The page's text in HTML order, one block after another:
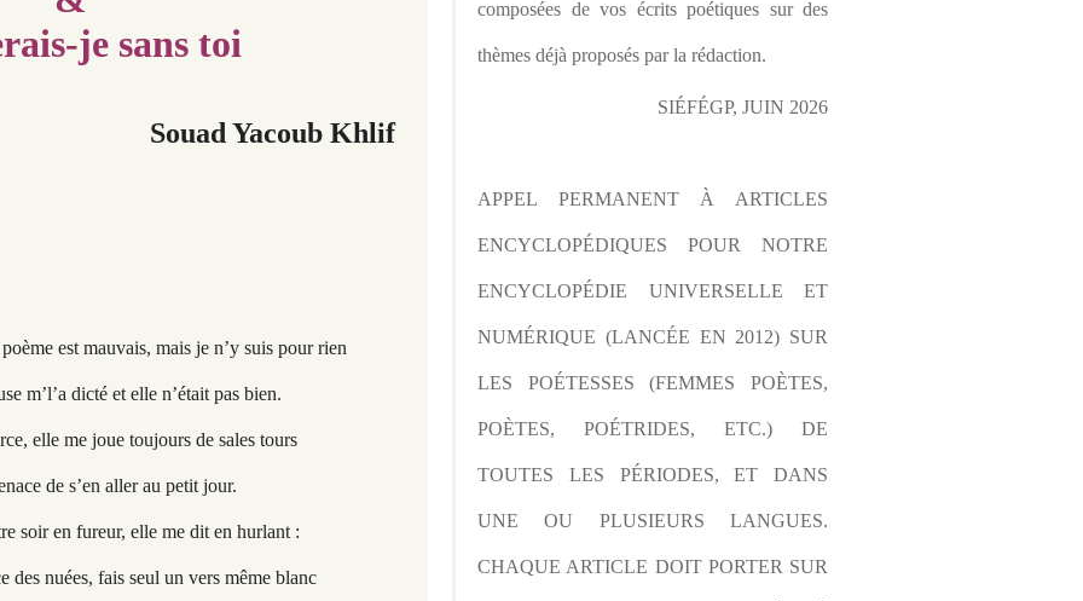
je sans toi
Souad Yacoub Khlif
mais je n’y suis pour rien
elle n’était pas bien.
toujours de sales tours
aller au petit jour.
elle me dit en hurlant :
seul un vers même blanc
composées de vos écrits poétiques sur des
thèmes déjà proposés par la rédaction.
SIÉFÉGP, JUIN 2026
APPEL PERMANENT À ARTICLES
ENCYCLOPÉDIQUES POUR NOTRE
ENCYCLOPÉDIE UNIVERSELLE ET
NUMÉRIQUE (LANCÉE EN 2012) SUR
LES POÉTESSES (FEMMES POÈTES,
POÈTES, POÉTRIDES, ETC.) DE
TOUTES LES PÉRIODES, ET DANS
UNE OU PLUSIEURS LANGUES.
CHAQUE ARTICLE DOIT PORTER SUR